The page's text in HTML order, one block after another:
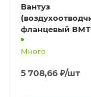
Вантуз
фланцевый ВМТ-
Много
5 708,66 ₽/шт